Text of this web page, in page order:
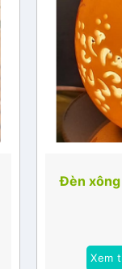
Đèn
Xem